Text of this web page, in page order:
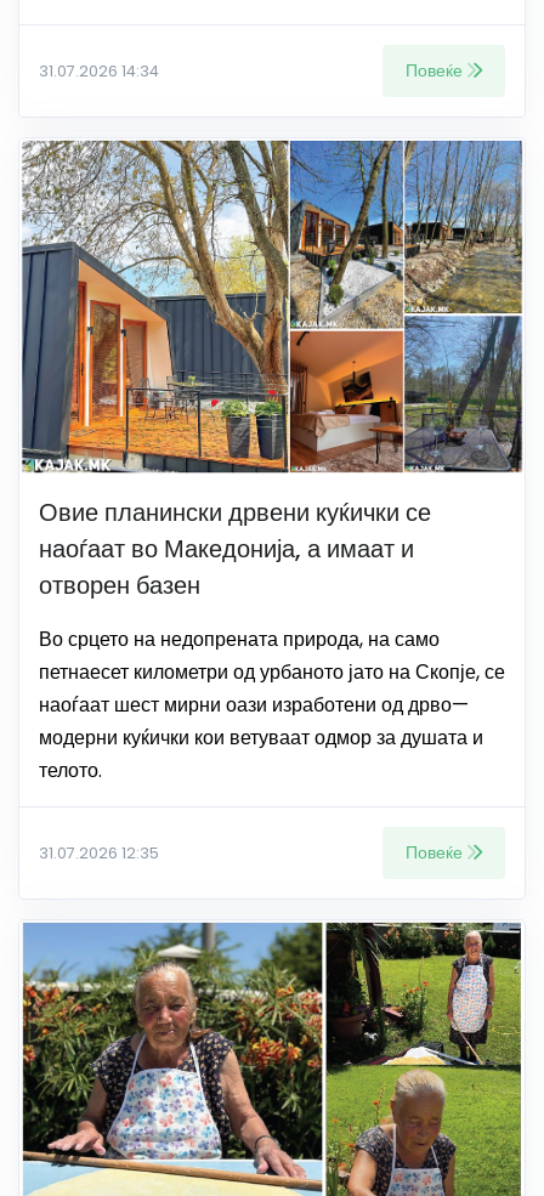
31.07.2026 14:34 Повеќе
Овие планински дрвени куќички се
наоѓаат во Македонија, а имаат и
отворен базен
Во срцето на недопрената природа, на само
петнаесет километри од урбаното јато на Скопје, се
наоѓаат шест мирни оази изработени од дрво—
модерни куќички кои ветуваат одмор за душата и
телото.
31.07.2026 12:35 Повеќе